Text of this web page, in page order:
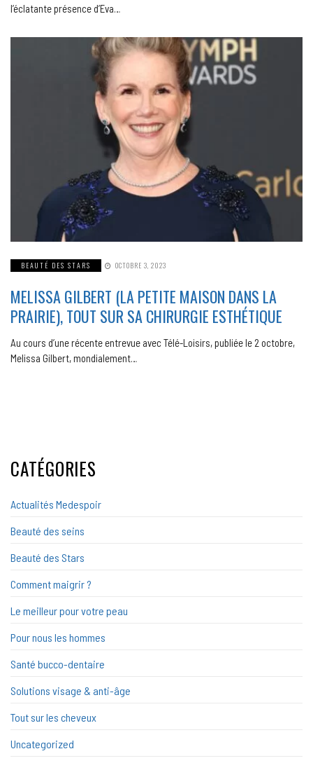
l’éclatante présence d’Eva…
BEAUTÉ DES STARS OCTOBRE 3, 2023
MELISSA GILBERT (LA PETITE MAISON DANS LA
PRAIRIE), TOUT SUR SA CHIRURGIE ESTHÉTIQUE
Au cours d’une récente entrevue avec Télé-Loisirs, publiée le 2 octobre,
Melissa Gilbert, mondialement…
CATÉGORIES
Actualités Medespoir
Beauté des seins
Beauté des Stars
Comment maigrir ?
Le meilleur pour votre peau
Pour nous les hommes
Santé bucco-dentaire
Solutions visage & anti-âge
Tout sur les cheveux
Uncategorized